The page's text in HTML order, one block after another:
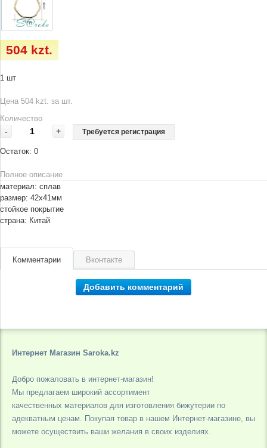
504 kzt.
1 шт
Цена 504 kzt. за шт.
Количество
- + Требуется регистрация
Остаток: 0
Полное описание
материал: сплав
размер: 42х41мм
стойкое покрытие
страна: Китай
Комментарии Вконтакте
Добавить комментарий
Интернет Магазин Saroka.kz
Добро пожаловать в интернет-магазин!
Мы предлагаем широкий ассортимент
качественных материалов для изготовления бижутерии по
адекватным ценам. Покупая товар в нашем Интернет-магазине, вы
можете осуществить ваши желания в своих изделиях.